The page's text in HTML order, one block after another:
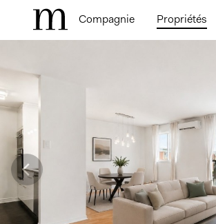
Compagnie Propriétés